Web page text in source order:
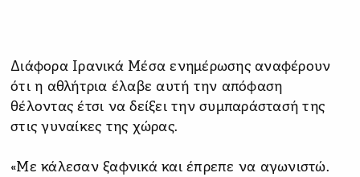
Διάφορα Ιρανικά Μέσα ενημέρωσης αναφέρουν
ότι η αθλήτρια έλαβε αυτή την απόφαση
θέλοντας έτσι να δείξει την συμπαράστασή της
στις γυναίκες της χώρας.
«Με κάλεσαν ξαφνικά και έπρεπε να αγωνιστώ.